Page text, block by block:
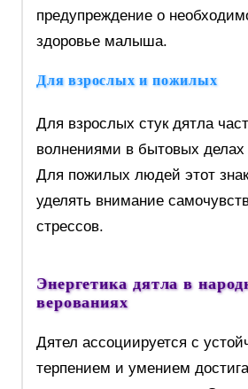
предупреждение о
здоровье малыша.
Для взрослых и пожилых
Для взрослых стук дятла
волнениями в бытовых
Для пожилых людей этот знак
уделять внимание
стрессов.
Энергетика дятла в
верованиях
Дятел ассоциируется с
терпением и умением